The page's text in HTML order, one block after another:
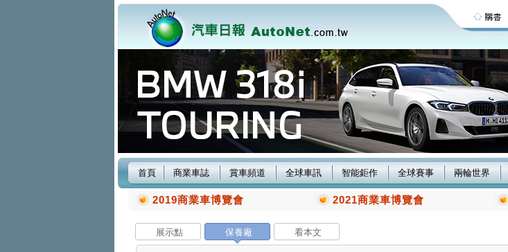
首頁 商業車誌 賞車頻道 全球車訊 智能鉅作 全球賽事 兩輪世界
2019商業車博覽會 2021商業車博覽會
展示點 保養廠 看本文